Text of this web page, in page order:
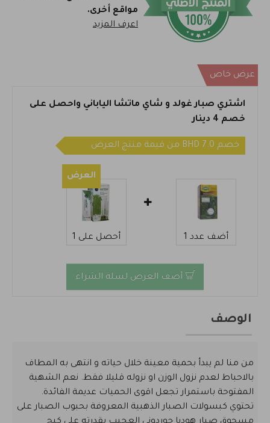
مواقع أخرى.
اعرف المزيد
عرض خاص
اشتري صبار غولد و شاي ماتشا الياباني واحصل على
خصم 4 دينار
خصم 7.0 BHD من قيمة منتج العرض
أضف عدد 1 أحصل على 1
العرض
أضف العرض لسلة الشراء
الوصف
من منا لم يبدأ بحمية معينة خلال حياته و انتهى به المطاف
بالاحباط لعدم نزول الوزن او نزوله قليلا فقط. نعم الشهية
المفتوحة باستمرار تجعل اقوى الحميات عديمة الفائدة.
تحتوي كبسولات الصبار الذهبية المعروفة بحبوب الصبار على